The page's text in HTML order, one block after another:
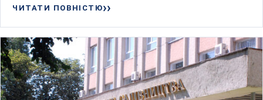
ЧИТАТИ ПОВНІСТЮ